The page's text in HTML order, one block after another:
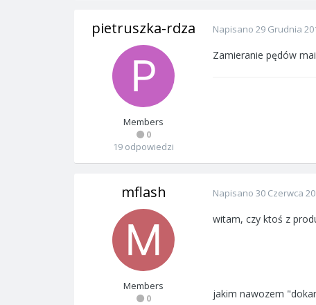
pietruszka-rdza
Members
0
19 odpowiedzi
Napisano 29 Grudnia
Zamieranie pędów
mflash
Members
0
Napisano 30 Czerwca
witam, czy ktoś z
jakim nawozem